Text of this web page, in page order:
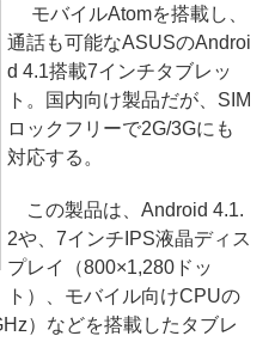
モバイルAtomを搭載し、
通話も可能なASUSのAndroi
d 4.1搭載7インチタブレッ
ト。国内向け製品だが、SIM
ロックフリーで2G/3Gにも
対応する。
この製品は、Android 4.1.
2や、7インチIPS液晶ディス
プレイ（800×1,280ドッ
ト）、モバイル向けCPUの
）などを搭載したタブレ